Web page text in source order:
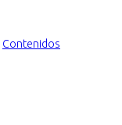
Contenidos